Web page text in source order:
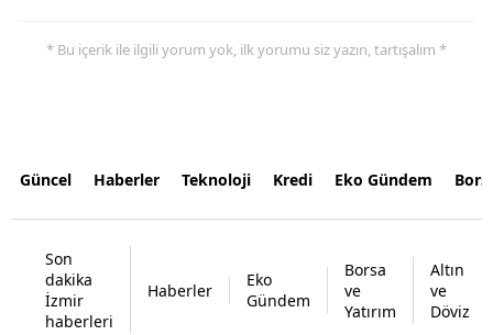
* Bu içerik ile ilgili yorum yok, ilk yorumu siz yazın, tartışalım *
Güncel Haberler Teknoloji Kredi Eko Gündem
Son
dakika
İzmir
haberleri
Haberler
Eko
Gündem
Borsa
ve
Yatırım
Altın
ve
Döviz